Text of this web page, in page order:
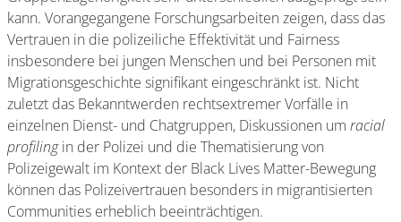
kann. Vorangegangene Forschungsarbeiten zeigen, dass das
Vertrauen in die polizeiliche Effektivität und Fairness
insbesondere bei jungen Menschen und bei Personen mit
Migrationsgeschichte signifikant eingeschränkt ist. Nicht
zuletzt das Bekanntwerden rechtsextremer Vorfälle in
einzelnen Dienst- und Chatgruppen, Diskussionen um racial
profilingin der Polizei und die Thematisierung von
Polizeigewalt im Kontext der Black Lives Matter-Bewegung
können das Polizeivertrauen besonders in migrantisierten
Communities erheblich beeinträchtigen.